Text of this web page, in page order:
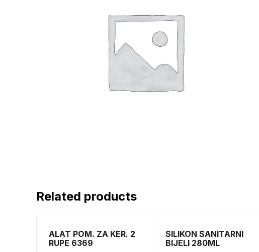
Related products
ALAT POM. ZA KER. 2
RUPE 6369
SILIKON SANITARNI
BIJELI 280ML